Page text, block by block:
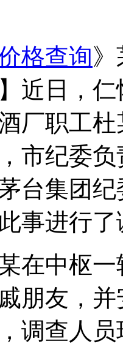
格查询
近日，
厂职工
市纪委
台集团
事进行
中枢一
朋友，
调查人